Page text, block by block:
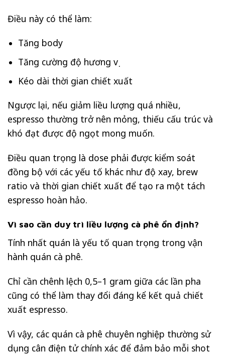
Điều này có thể làm:
Tăng body
Tăng cường độ hương vị
Kéo dài thời gian chiết xuất
Ngược lại, nếu giảm liều lượng quá nhiều,
espresso thường trở nên mỏng, thiếu cấu trúc và
khó đạt được độ ngọt mong muốn.
Điều quan trọng là dose phải được kiểm soát
đồng bộ với các yếu tố khác như độ xay, brew
ratio và thời gian chiết xuất để tạo ra một tách
espresso hoàn hảo.
Vì sao cần duy trì liều lượng cà phê ổn định?
Tính nhất quán là yếu tố quan trọng trong vận
hành quán cà phê.
Chỉ cần chênh lệch 0,5–1 gram giữa các lần pha
cũng có thể làm thay đổi đáng kể kết quả chiết
xuất espresso.
Vì vậy, các quán cà phê chuyên nghiệp thường sử
dụng cân điện tử chính xác để đảm bảo mỗi shot